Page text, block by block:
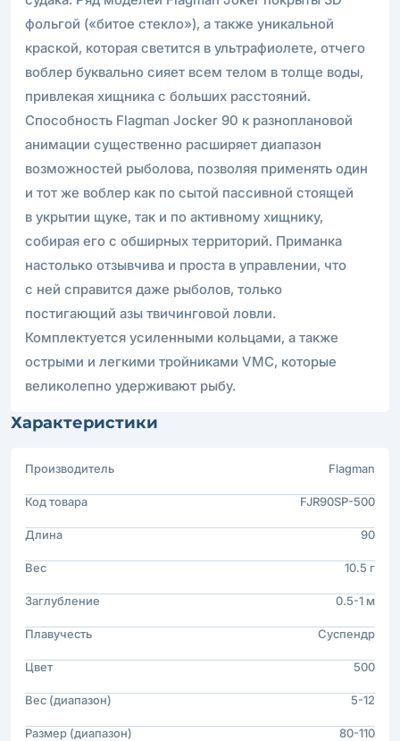
фольгой («битое стекло»), а также уникальной
краской, которая светится в ультрафиолете, отчего
воблер буквально сияет всем телом в толще воды,
привлекая хищника с больших расстояний.
Способность Flagman Jocker 90 к разноплановой
анимации существенно расширяет диапазон
возможностей рыболова, позволяя применять один
и тот же воблер как по сытой пассивной стоящей
в укрытии щуке, так и по активному хищнику,
собирая его с обширных территорий. Приманка
настолько отзывчива и проста в управлении, что
с ней справится даже рыболов, только
постигающий азы твичинговой ловли.
Комплектуется усиленными кольцами, а также
острыми и легкими тройниками VMC, которые
великолепно удерживают рыбу.
Характеристики
Производитель Flagman
Код товара FJR90SP-500
Длина 90
Вес 10.5 г
Заглубление 0.5-1 м
Плавучесть Суспендр
Цвет 500
Вес (диапазон) 5-12
Размер (диапазон) 80-110